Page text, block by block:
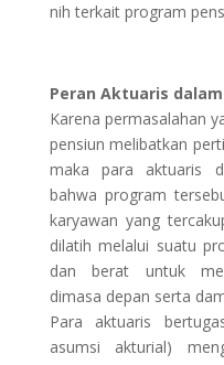
nih terkait program
Peran Aktuaris
Karena permasalahan
pensiun melibatkan
maka para aktuaris
bahwa program
karyawan yang
dilatih melalui suatu
dan berat untuk
dimasa depan serta
Para aktuaris
asumsi akturial)